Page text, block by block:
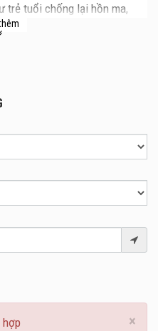
trẻ tuổi chống lại hồn ma,
mạng anh chỉ vì người
một kiến trúc sư trẻ
hạnh phúc. Tuy nhiên,
kỳ, bí ẩn, xảy ra xung
đã bị đảo lộn. August
với mình đều có liên
ông đã phản bội lời thề với
đã khiến cho hồn ma
hóa giải lỗi lầm hay phải
kinh dị được công chiếu,
hấp dẫn, những tình
×